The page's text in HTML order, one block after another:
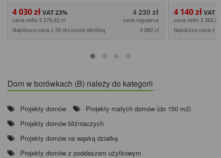
4 030 zł 4 230 zł
cena netto 3 276,42 zł
cena regularna
Najniższa cena z 30 dni przed obniżką
3 980 zł
4 140 zł
cena netto 3
Najniższa cena z
Dom w borówkach (B) należy do kategorii
Projekty domów
Projekty małych domów (do 150 m2)
Projekty domów bliźniaczych
Projekty domów na wąską działkę
Projekty domów z poddaszem użytkowym